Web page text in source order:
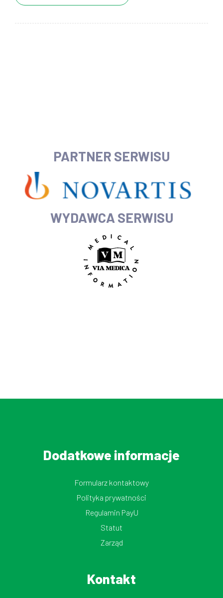
PARTNER SERWISU
WYDAWCA SERWISU
Dodatkowe informacje
Formularz kontaktowy
Polityka prywatności
Regulamin PayU
Statut
Zarząd
Kontakt